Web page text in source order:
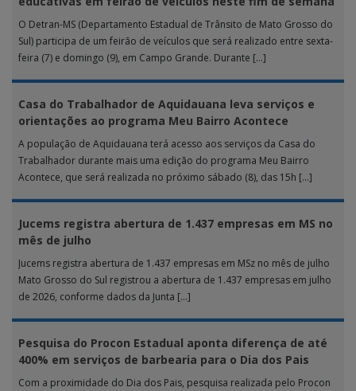
O Detran-MS (Departamento Estadual de Trânsito de Mato Grosso do
Sul) participa de um feirão de veículos que será realizado entre sexta-
feira (7) e domingo (9), em Campo Grande. Durante […]
Casa do Trabalhador de Aquidauana leva serviços e
orientações ao programa Meu Bairro Acontece
A população de Aquidauana terá acesso aos serviços da Casa do
Trabalhador durante mais uma edição do programa Meu Bairro
Acontece, que será realizada no próximo sábado (8), das 15h […]
Jucems registra abertura de 1.437 empresas em MS no
mês de julho
Jucems registra abertura de 1.437 empresas em MSz no mês de julho
Mato Grosso do Sul registrou a abertura de 1.437 empresas em julho
de 2026, conforme dados da Junta […]
Pesquisa do Procon Estadual aponta diferença de até
400% em serviços de barbearia para o Dia dos Pais
Com a proximidade do Dia dos Pais, pesquisa realizada pelo Procon